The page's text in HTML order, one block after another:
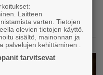
Laitteen
varten. Tietojen
olevien tietojen käyttö.
sisältö, mainonnan ja
palvelujen kehittäminen .
tarvitsevat